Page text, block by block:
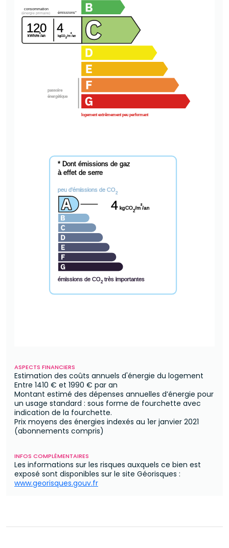
passoire
énergétique
logement extrêmement peu performant
consommation
(énergie primaire)
120
kWh/m²/an
émissions*
4
kgCO2/m²/an
* Dont émissions de gaz
à effet de serre
peu d'émissions de CO2
émissions de CO2 très importantes
4kgCO2/m²/an
ASPECTS FINANCIERS
Estimation des coûts annuels d'énergie du logement
Entre 1410 € et 1990 € par an
Montant estimé des dépenses annuelles d’énergie pour
un usage standard : sous forme de fourchette avec
indication de la fourchette.
Prix moyens des énergies indexés au 1er janvier 2021
(abonnements compris)
INFOS COMPLÉMENTAIRES
Les informations sur les risques auxquels ce bien est
exposé sont disponibles sur le site Géorisques :
www.georisques.gouv.fr